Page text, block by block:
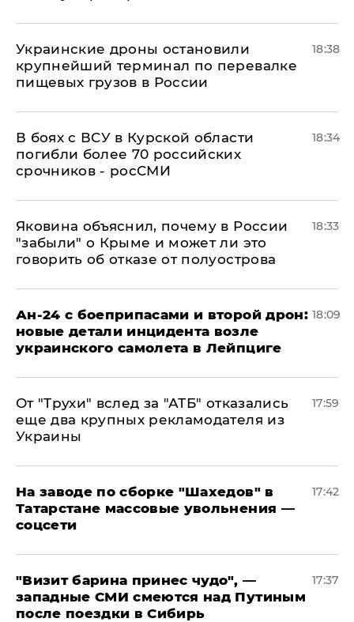
Украинские дроны остановили
крупнейший терминал по перевалке
пищевых грузов в России
18:38
В боях с ВСУ в Курской области
погибли более 70 российских
срочников - росСМИ
18:34
Яковина объяснил, почему в России
"забыли" о Крыме и может ли это
говорить об отказе от полуострова
18:33
Ан-24 с боеприпасами и второй дрон:
новые детали инцидента возле
украинского самолета в Лейпциге
18:09
От "Трухи" вслед за "АТБ" отказались
еще два крупных рекламодателя из
Украины
17:59
На заводе по сборке "Шахедов" в
Татарстане массовые увольнения —
соцсети
17:42
"Визит барина принес чудо", —
западные СМИ смеются над Путиным
после поездки в Сибирь
17:37